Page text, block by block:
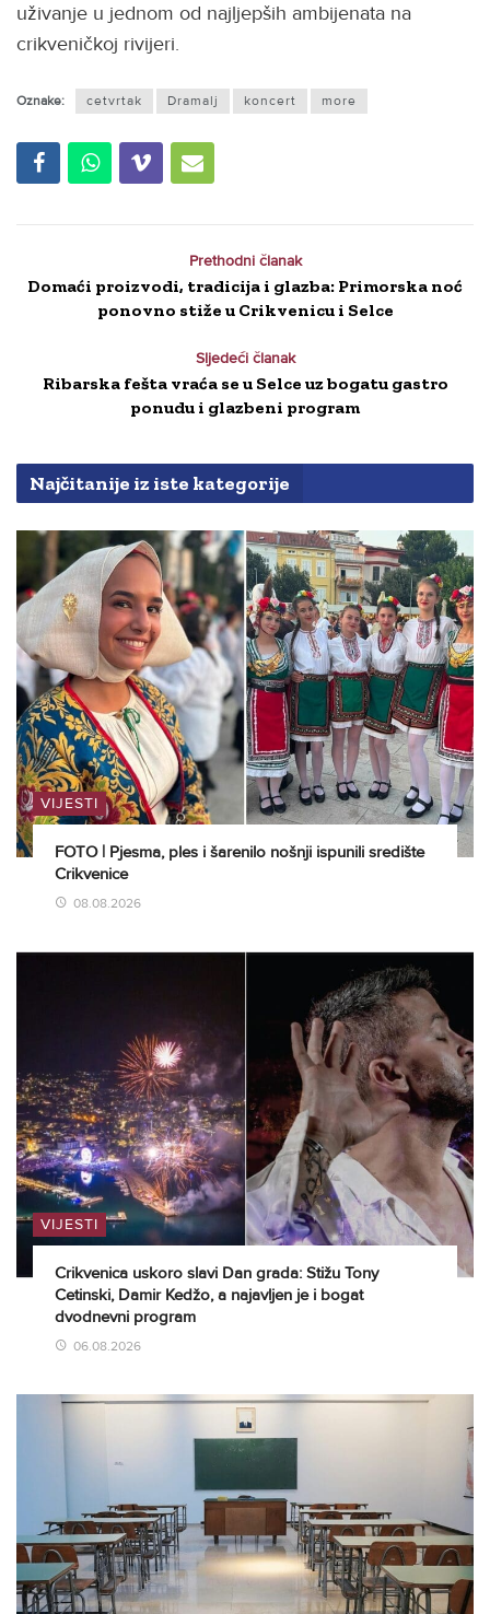
uživanje u jednom od najljepših ambijenata na
crikveničkoj rivijeri.
Oznake: cetvrtak Dramalj koncert more
Prethodni članak
Domaći proizvodi, tradicija i glazba: Primorska noć
ponovno stiže u Crikvenicu i Selce
Sljedeći članak
Ribarska fešta vraća se u Selce uz bogatu gastro
ponudu i glazbeni program
Najčitanije iz iste kategorije
VIJESTI
FOTO | Pjesma, ples i šarenilo nošnji ispunili središte
Crikvenice
08.08.2026
VIJESTI
Crikvenica uskoro slavi Dan grada: Stižu Tony
Cetinski, Damir Kedžo, a najavljen je i bogat
dvodnevni program
06.08.2026